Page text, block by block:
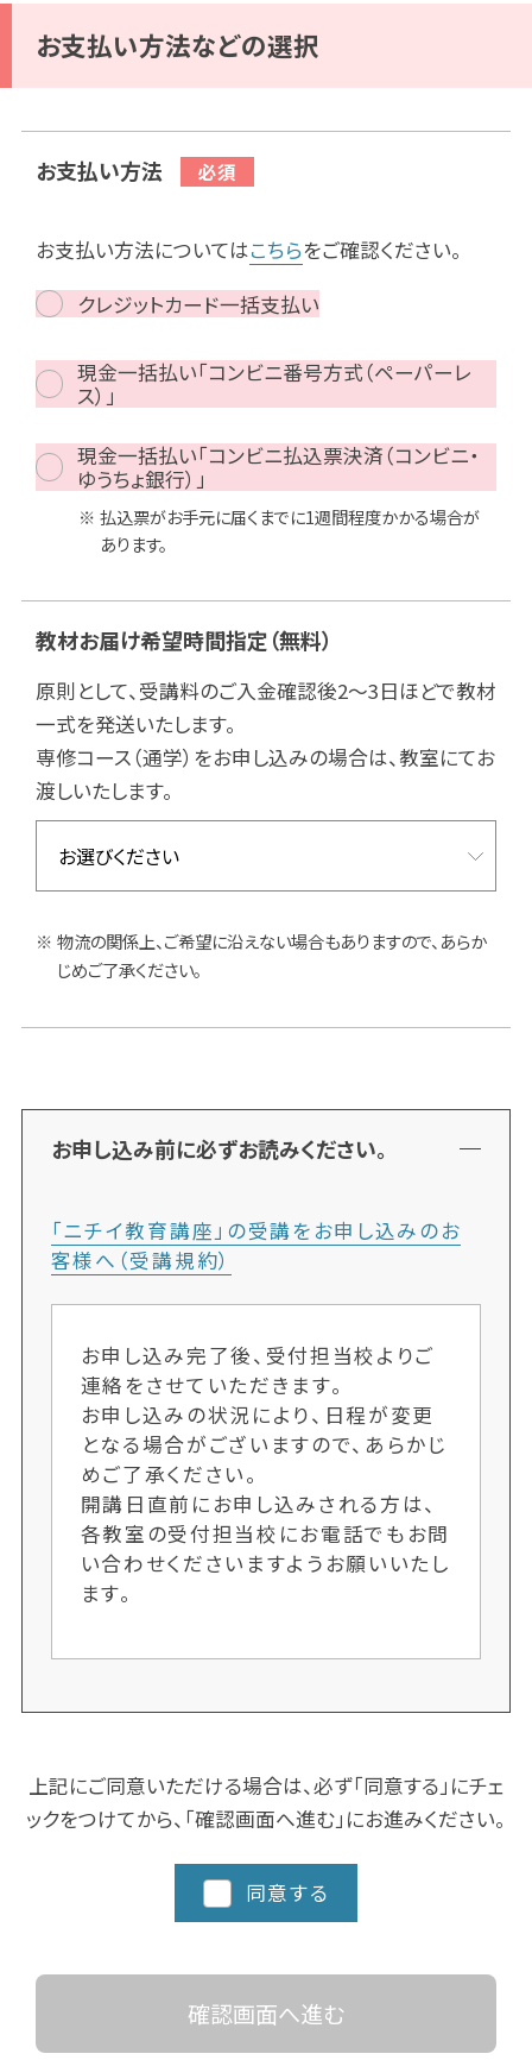
お支払い方法などの選択
お支払い方法
お支払い方法についてはこちらをご確認ください。
クレジットカード一括支払い
現金一括払い「コンビニ番号方式（ペーパーレ
ス）」
現金一括払い「コンビニ払込票決済（コンビニ・
ゆうちょ銀行）」
払込票がお手元に届くまでに1週間程度かかる場合が
あります。
教材お届け希望時間指定（無料）
原則として、受講料のご入金確認後2～3日ほどで教材
一式を発送いたします。
専修コース（通学）をお申し込みの場合は、教室にてお
渡しいたします。
物流の関係上、ご希望に沿えない場合もありますので、あらか
じめご了承ください。
お申し込み前に必ずお読みください。
「ニチイ教育講座」の受講をお申し込みのお
客様へ（受講規約）
お申し込み完了後、受付担当校よりご
連絡をさせていただきます。
お申し込みの状況により、日程が変更
となる場合がございますので、あらかじ
めご了承ください。
開講日直前にお申し込みされる方は、
各教室の受付担当校にお電話でもお問
い合わせくださいますようお願いいたし
ます。
上記にご同意いただける場合は、必ず「同意する」にチェ
ックをつけてから、「確認画面へ進む」にお進みください。
同意する
確認画面へ進む